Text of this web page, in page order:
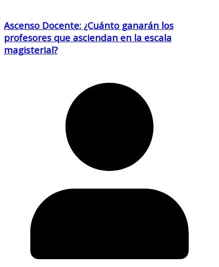
Ascenso Docente: ¿Cuánto ganarán los
profesores que asciendan en la escala
magisterial?